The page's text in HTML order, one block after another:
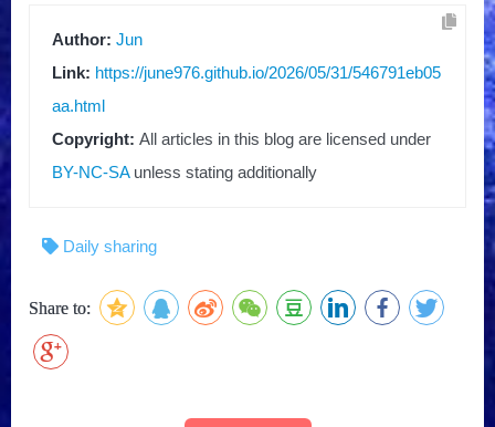
Author: Jun
Link: https://june976.github.io/2026/05/31/546791eb05
aa.html
Copyright: All articles in this blog are licensed under
BY-NC-SAunless stating additionally
Daily sharing
Share to: